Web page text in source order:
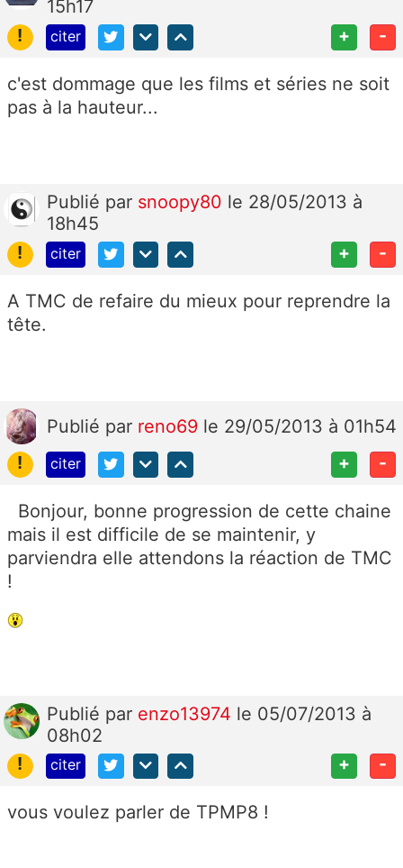
15h17
!
citer + -
c'est dommage que les films et séries ne soit
pas à la hauteur...
Publié par snoopy80 le 28/05/2013 à
18h45
!
citer + -
A TMC de refaire du mieux pour reprendre la
tête.
Publié par reno69 le 29/05/2013 à 01h54
!
citer + -
Bonjour, bonne progression de cette chaine
mais il est difficile de se maintenir, y
parviendra elle attendons la réaction de TMC
!
Publié par enzo13974 le 05/07/2013 à
08h02
!
citer + -
vous voulez parler de TPMP8 !